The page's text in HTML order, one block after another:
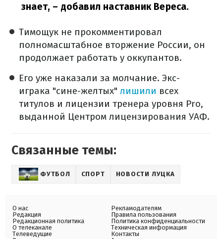
знает, – добавил наставник Вереса.
Тимощук не прокомментировал
полномасштабное вторжение России, он
продолжает работать у оккупантов.
Его уже наказали за молчание. Экс-
играка "сине-желтых" лишили всех
титулов и лицензии тренера уровня Pro,
выданной Центром лицензирования УАФ.
Связанные темы:
ФУТБОЛ СПОРТ НОВОСТИ ЛУЦКА
О нас
Редакция
Редакционная политика
О телеканале
Телеведущие
Рекламодателям
Правила пользования
Политика конфиденциальности
Техническая информация
Контакты